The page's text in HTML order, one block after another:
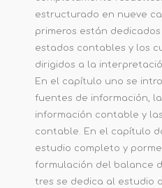
estructurado en nueve
primeros están
estados contables y los
dirigidos a la
En el capítulo uno se
fuentes de información,
información contable y
contable. En el capítulo
estudio completo y
formulación del balance
tres se dedica al estudio